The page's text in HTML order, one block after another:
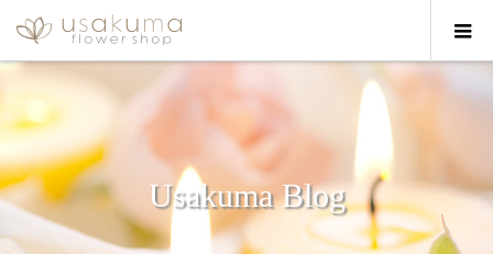
Usakuma Blog